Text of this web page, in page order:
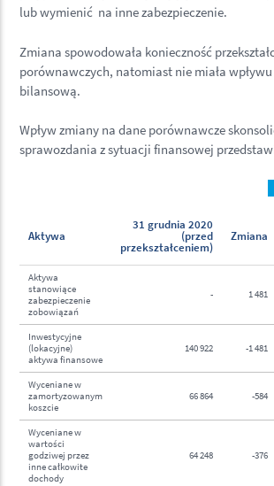
lub wymienić na inne zabezpieczenie.
Zmiana spowodowała konieczność
porównawczych, natomiast nie miała
bilansową.
Wpływ zmiany na dane porównawcze
sprawozdania z sytuacji finansowej
Aktywa
31 grudnia 2020
(przed
przekształceniem)
Zmiana
Aktywa
stanowiące
zabezpieczenie
zobowiązań
- 1 481
Inwestycyjne
(lokacyjne)
aktywa finansowe
140 922 -1 481
Wyceniane w
zamortyzowanym
koszcie
66 864 -584
Wyceniane w
wartości
godziwej przez
inne całkowite
dochody
64 248 -376